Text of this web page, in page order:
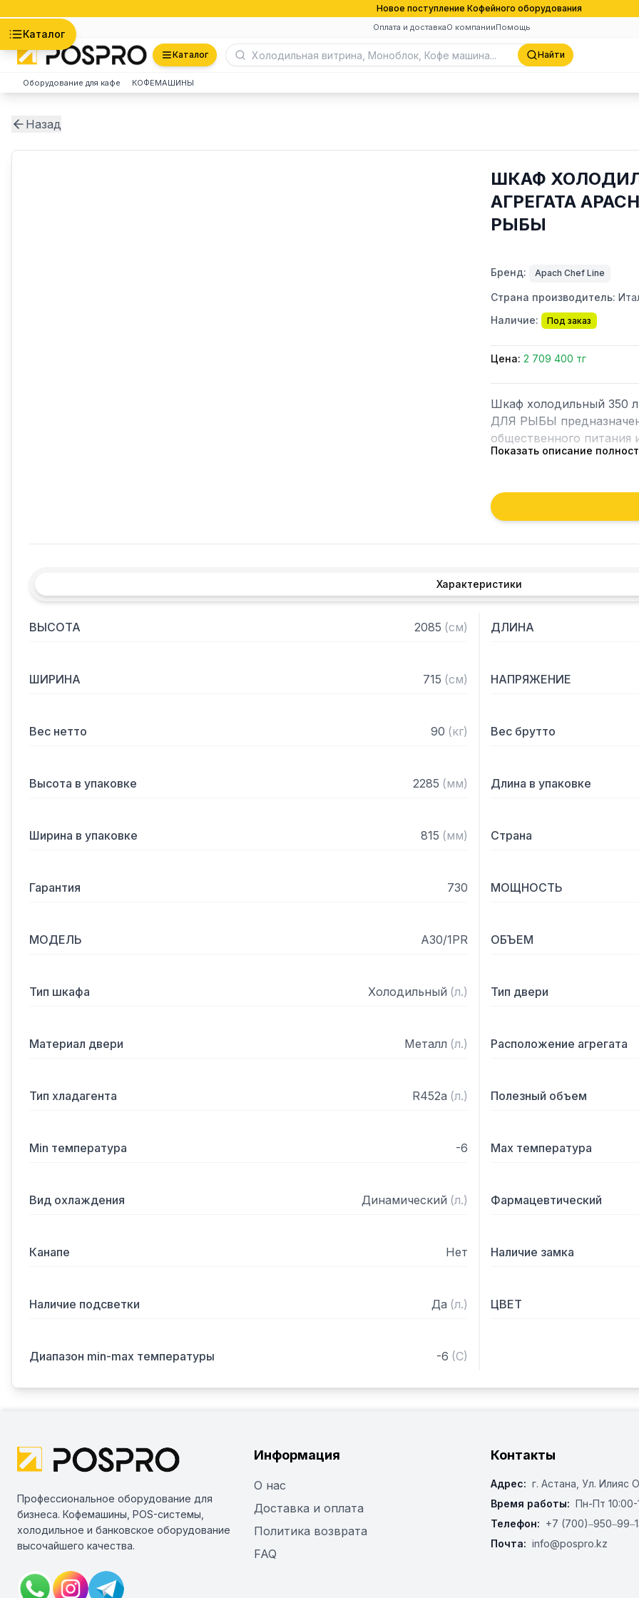
Новое поступление Кофейного оборудования
Оплата и доставкаО компанииПомощь
Каталог
Каталог Найти
Оборудование для кафе КОФЕМАШИНЫ
Назад
ШКАФ
АГРЕГАТА
РЫБЫ
Бренд: Apach Chef Line
Страна производитель:
Наличие:
Под заказ
Цена: 2 709 400 тг
Шкаф холодильный 350
ДЛЯ РЫБЫ предназначен
общественного питания
— Базовая
противня abs GN1/1,
— Управление:
— Уплотнитель двери:
— Внешняя/внутренняя
— Внутренние углы:
— Оттайка: электрическая
— Холодильная
Показать описание
Характеристики
ВЫСОТА 2085 (см) ДЛИНА
ШИРИНА 715 (см) НАПРЯЖЕНИЕ
Вес нетто 90 (кг) Вес брутто
Высота в упаковке 2285 (мм) Длина в упаковке
Ширина в упаковке 815 (мм) Страна
Гарантия 730 МОЩНОСТЬ
МОДЕЛЬ A30/1PR ОБЪЕМ
Тип шкафа Холодильный (л.) Тип двери
Материал двери Металл (л.) Расположение агрегата
Тип хладагента R452a (л.) Полезный объем
Min температура -6 Max температура
Вид охлаждения Динамический (л.) Фармацевтический
Канапе Нет Наличие замка
Наличие подсветки Да (л.) ЦВЕТ
Диапазон min-max температуры -6 (C)
Профессиональное оборудование для
бизнеса. Кофемашины, POS-системы,
холодильное и банковское оборудование
высочайшего качества.
Информация
О нас
Доставка и оплата
Политика возврата
FAQ
Контакты
Адрес: г. Астана, ​Ул. Илияс
Время работы: Пн-Пт 10:00-
Телефон: +7
Почта: info@pospro.kz